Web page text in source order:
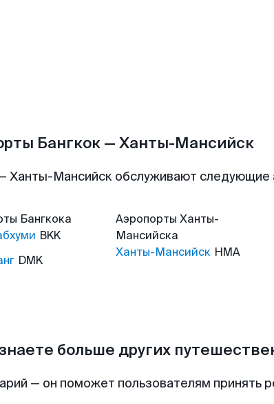
Бангкок — Ханты-Мансийск
Ханты-Мансийск обслуживают следующие
Бангкока
BKK
DMK
Аэропорты Ханты-
Мансийска
Ханты-Мансийск HMA
больше других
— он поможет пользователям принять